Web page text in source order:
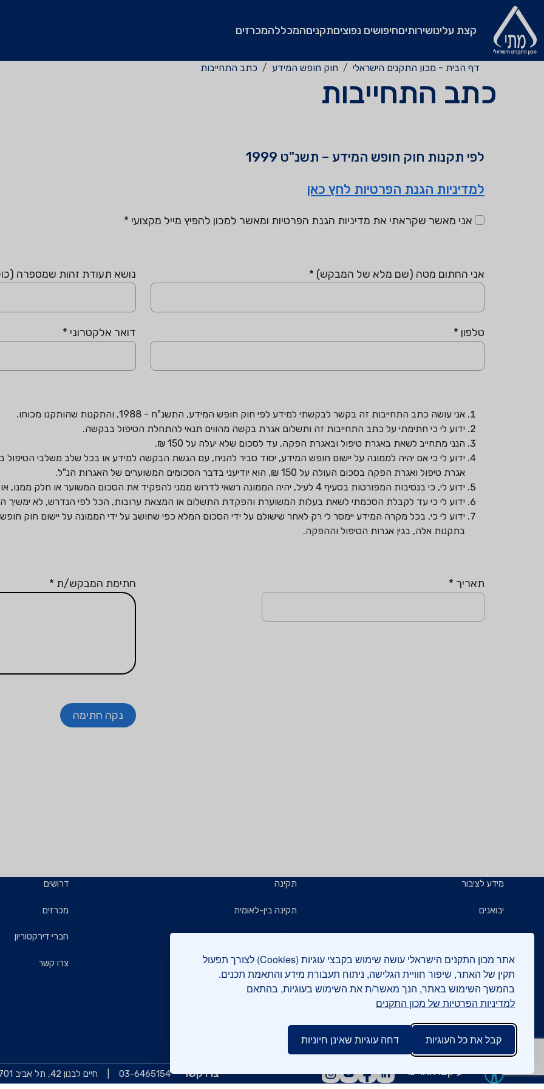
אתר מכון התקנים הישראלי עושה שימוש בקבצי עוגיות (Cookies) לצורך תפעול
תקין של האתר, שיפור חוויית הגלישה, ניתוח תעבורת מידע והתאמת תכנים.
בהמשך השימוש באתר, הנך מאשר/ת את השימוש בעוגיות, בהתאם
למדיניות הפרטיות של מכון התקנים
קבל את כל העוגיות דחה עוגיות שאינן חיוניות
קצת עלינושירותיםחיפושים נפוציםתקניםהמכללהמכרזים
דף הבית - מכון התקנים הישראלי חוק חופש המידע כתב התחייבות
כתב התחייבות
לפי תקנות חוק חופש המידע – תשנ"ט 1999
למדיניות הגנת הפרטיות לחץ כאן
אני מאשר שקראתי את מדיניות הגנת הפרטיות ומאשר למכון להפיץ מייל מקצועי *
אני החתום מטה (שם מלא של המבקש) *
טלפון *
נושא תעודת זהות שמספרה
דואר אלקטרוני *
אני עושה כתב התחייבות זה בקשר לבקשתי למידע לפי חוק חופש המידע, התשנ"ח - 1988, והתקנות שהותקנו מכוחו.
ידוע לי כי חתימתי על כתב התחייבות זה ותשלום אגרת בקשה מהווים תנאי להתחלת הטיפול בבקשה.
הנני מתחייב לשאת באגרת טיפול ובאגרת הפקה, עד לסכום שלא יעלה על 150 ₪.
ידוע לי כי אם יהיה לממונה על יישום חופש המידע, יסוד סביר להניח, עם הגשת הבקשה למידע או בכל שלב משלבי הטיפול
אגרת טיפול ואגרת הפקה בסכום העולה על 150 ₪, הוא יודיעני בדבר הסכומים המשוערים של האגרות הנ"ל.
ידוע לי, כי בנסיבות המפורטות בסעיף 4 לעיל, יהיה הממונה רשאי לדרוש ממני להפקיד את הסכום המשוער או חלק ממנו, או להמציא ערובות להבטחת התשלום במלואו.
ידוע לי כי עד לקבלת הסכמתי לשאת בעלות המשוערת והפקדת התשלום או המצאת ערובות, הכל לפי הנדרש, לא ימשיך
ידוע לי כי, בכל מקרה המידע יימסר לי רק לאחר שישולם על ידי הסכום המלא כפי שחושב על ידי הממונה על יישום חוק
בתקנות אלה, בגין אגרות הטיפול וההפקה.
תאריך * חתימת המבקש/ת *
נקה חתימה
מידע לציבור
יבואנים
תו תקן
תו ירוק
יצואנים
תקינה
תקינה בין-לאומית
קבלנים ויזמים
תעשיינים
בדיקות
דרושים
מכרזים
חברי דירקטוריון
צרו קשר
עיקבו אחרינו צרו קשר 03-6465154 חיים לבנון 42, תל אביב 6997701